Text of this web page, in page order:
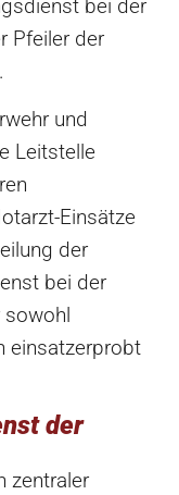
bei der
Pfeiler der
und
Leitstelle
Einsätze
der
bei der
sowohl
einsatzerprobt
der
zentraler